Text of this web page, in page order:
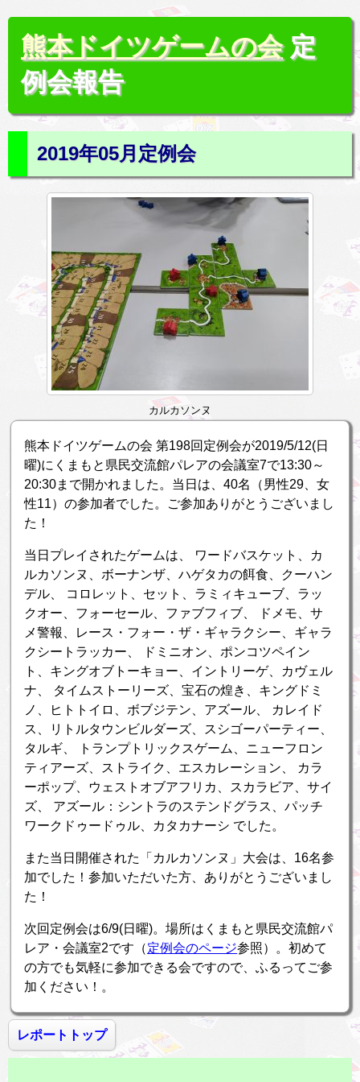
熊本ドイツゲームの会定
例会報告
2019年05月定例会
カルカソンヌ
熊本ドイツゲームの会 第198回定例会が2019/5/12(日
曜)にくまもと県民交流館パレアの会議室7で13:30～
20:30まで開かれました。当日は、40名（男性29、女
性11）の参加者でした。ご参加ありがとうございまし
た！
当日プレイされたゲームは、 ワードバスケット、カ
ルカソンヌ、ボーナンザ、ハゲタカの餌食、クーハン
デル、 コロレット、セット、ラミィキューブ、ラッ
クオー、フォーセール、ファブフィブ、 ドメモ、サ
メ警報、レース・フォー・ザ・ギャラクシー、ギャラ
クシートラッカー、 ドミニオン、ポンコツペイン
ト、キングオブトーキョー、イントリーゲ、カヴェル
ナ、 タイムストーリーズ、宝石の煌き、キングドミ
ノ、ヒトトイロ、ボブジテン、アズール、 カレイド
ス、リトルタウンビルダーズ、スシゴーパーティー、
タルギ、 トランプトリックスゲーム、ニューフロン
ティアーズ、ストライク、エスカレーション、 カラ
ーポップ、ウェストオブアフリカ、スカラビア、サイ
ズ、 アズール：シントラのステンドグラス、パッチ
ワークドゥードゥル、カタカナーシ でした。
また当日開催された「カルカソンヌ」大会は、16名参
加でした！参加いただいた方、ありがとうございまし
た！
次回定例会は6/9(日曜)。場所はくまもと県民交流館パ
レア・会議室2です（定例会のページ参照）。初めて
の方でも気軽に参加できる会ですので、ふるってご参
加ください！。
レポートトップ